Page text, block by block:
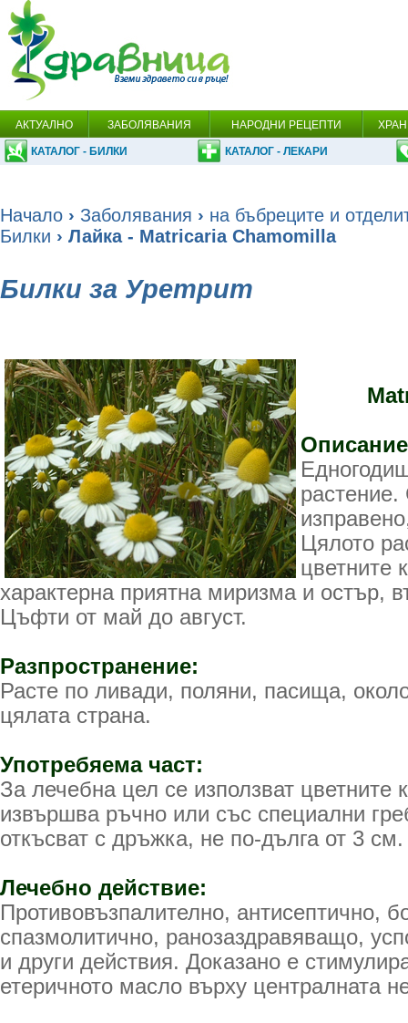
АКТУАЛНО ЗАБОЛЯВАНИЯ НАРОДНИ РЕЦЕПТИ
КАТАЛОГ - БИЛКИ КАТАЛОГ - ЛЕКАРИ
Начало › Заболявания › на бъбреците и
Билки › Лайка - Matricaria Chamomilla
Билки за Уретрит
Цялото
цветните
характерна приятна миризма и остър,
Цъфти от май до август.
Разпространение:
Расте по ливади, поляни, пасища,
цялата страна.
Употребяема част:
За лечебна цел се използват цветните
извършва ръчно или със специални
откъсват с дръжка, не по-дълга от 3 см.
Лечебно действие:
Противовъзпалително, антисептично,
спазмолитично, ранозаздравяващо,
и други действия. Доказано е
етеричното масло върху централната